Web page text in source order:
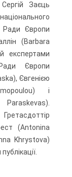
Заєць
Ради Європи
(Barbara
експертами
Європи
Євгенією
і
(Antonina
Khrystova)